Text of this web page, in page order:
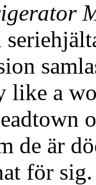
like a
de är
för sig.